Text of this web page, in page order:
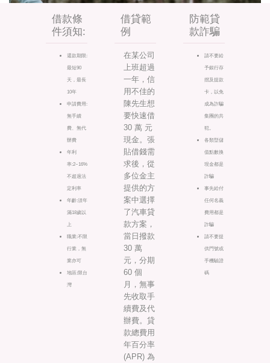
借款條
件須知:
還款期限:
最短90
天，最長
10年
申請費用:
無手續
費、無代
辦費
年利
率:2~16%
不超過法
定利率
年齡:須年
滿18歲以
上
職業:不限
行業，無
業亦可
地區:限台
灣
借貸範
例
在某公司
上班超過
一年，信
用不佳的
陳先生想
要快速借
30 萬 元
現金。張
貼借錢需
求後，從
多位金主
提供的方
案中選擇
了汽車貸
款方案，
當日撥款
30 萬
元，分期
60 個
月，無事
先收取手
續費及代
辦費。貸
款總費用
年百分率
(APR) 為
防範貸
款詐騙
請不要給
予銀行存
摺及提款
卡，以免
成為詐騙
集團的共
犯。
各類型儲
值點數換
現金都是
詐騙
事先給付
任何名義
費用都是
詐騙
請不要提
供門號或
手機驗證
碼